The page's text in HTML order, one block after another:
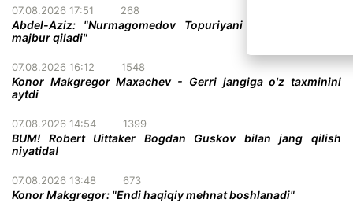
07.08.2026 17:51 268
Abdel-Aziz: "Nurmagomedov Topuriyani taslim bo'lishga
majbur qiladi"
07.08.2026 16:12 1548
Konor Makgregor Maxachev - Gerri jangiga o'z taxminini
aytdi
07.08.2026 14:54 1399
BUM! Robert Uittaker Bogdan Guskov bilan jang qilish
niyatida!
07.08.2026 13:48 673
Konor Makgregor: "Endi haqiqiy mehnat boshlanadi"